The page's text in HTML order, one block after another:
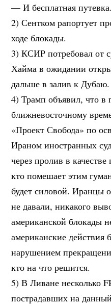
— И бесплатная
2) Сентком рапортует
ходе блокады.
3) КСИР потребовал от
Хайма в ожидании
дальше в залив к Дубаю.
4) Трамп объявил, что в
ближневосточному
«Проект Свобода» по
Ираном иностранных
через пролив в
кто помешает этим
будет силовой. Иранцы
не давали, никакого
американской блокады
американские действия
нарушением
кто на что решится.
5) В Ливане несколько
пострадавших на